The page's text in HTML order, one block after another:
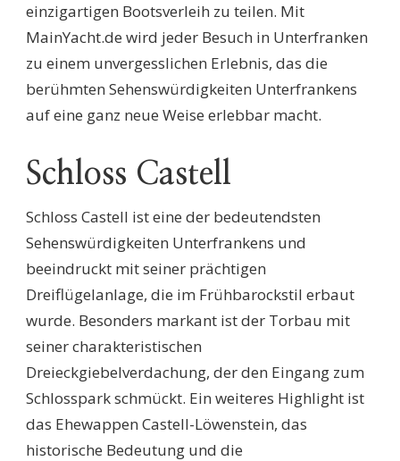
einzigartigen Bootsverleih zu teilen. Mit
MainYacht.de wird jeder Besuch in Unterfranken
zu einem unvergesslichen Erlebnis, das die
berühmten Sehenswürdigkeiten Unterfrankens
auf eine ganz neue Weise erlebbar macht.
Schloss Castell
Schloss Castell ist eine der bedeutendsten
Sehenswürdigkeiten Unterfrankens und
beeindruckt mit seiner prächtigen
Dreiflügelanlage, die im Frühbarockstil erbaut
wurde. Besonders markant ist der Torbau mit
seiner charakteristischen
Dreieckgiebelverdachung, der den Eingang zum
Schlosspark schmückt. Ein weiteres Highlight ist
das Ehewappen Castell-Löwenstein, das
historische Bedeutung und die